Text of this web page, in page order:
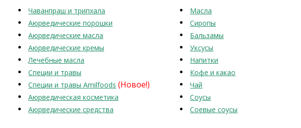
Чаванпраш и трипхала
Аюрведические порошки
Аюрведические масла
Аюрведические кремы
Лечебные масла
Специи и травы
Специи и травы Amilfoods (Новое!)
Аюрведическая косметика
Аюрведические средства
Масла
Сиропы
Бальзамы
Уксусы
Напитки
Кофе и какао
Чай
Соусы
Соевые соусы